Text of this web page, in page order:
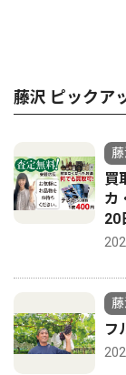
藤沢 ピックア
買
カ
20
フ